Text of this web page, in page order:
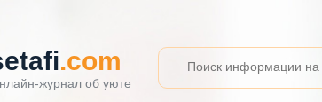
.com
журнал об уюте